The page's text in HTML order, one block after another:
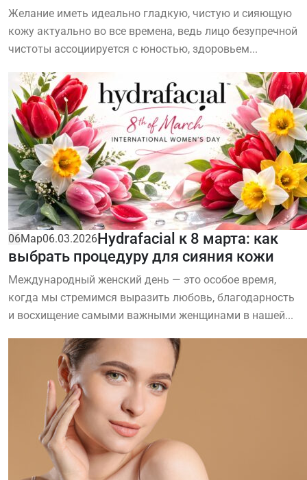
Желание иметь идеально гладкую, чистую и сияющую
кожу актуально во все времена, ведь лицо безупречной
чистоты ассоциируется с юностью, здоровьем...
06Мар06.03.2026Hydrafacial к 8 марта: как
выбрать процедуру для сияния кожи
Международный женский день — это особое время,
когда мы стремимся выразить любовь, благодарность
и восхищение самыми важными женщинами в нашей...